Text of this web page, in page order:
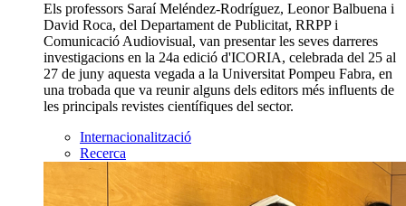
Els professors Saraí Meléndez-Rodríguez, Leonor Balbuena i
David Roca, del Departament de Publicitat, RRPP i
Comunicació Audiovisual, van presentar les seves darreres
investigacions en la 24a edició d'ICORIA, celebrada del 25 al
27 de juny aquesta vegada a la Universitat Pompeu Fabra, en
una trobada que va reunir alguns dels editors més influents de
les principals revistes científiques del sector.
Internacionalització
Recerca